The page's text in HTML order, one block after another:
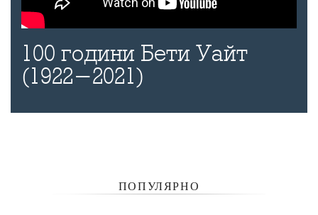
100 години Бети Уайт
(1922-2021)
ПОПУЛЯРНО